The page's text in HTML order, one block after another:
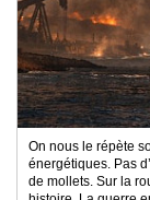
On nous le répète
énergétiques. Pas
de mollets. Sur la